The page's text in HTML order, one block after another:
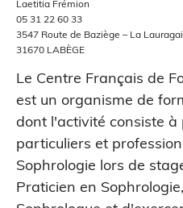
Laetitia Frémion
05 31 22 60 33
3547 Route de Baziège – La
31670 LABÈGE
Le Centre Français de
est un organisme de
dont l'activité consiste
particuliers et
Sophrologie lors de
Praticien en